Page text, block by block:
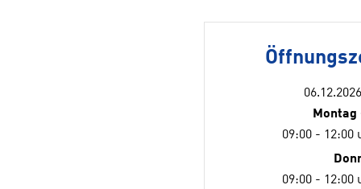
09:00 - 12:00
09:00 - 12:00